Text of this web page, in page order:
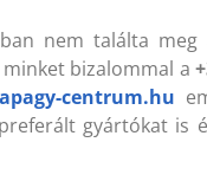
nem találta meg
bizalommal a
centrum.hu
gyártókat is
6004 ZZ (VBF) 20x42x12
Csapágy